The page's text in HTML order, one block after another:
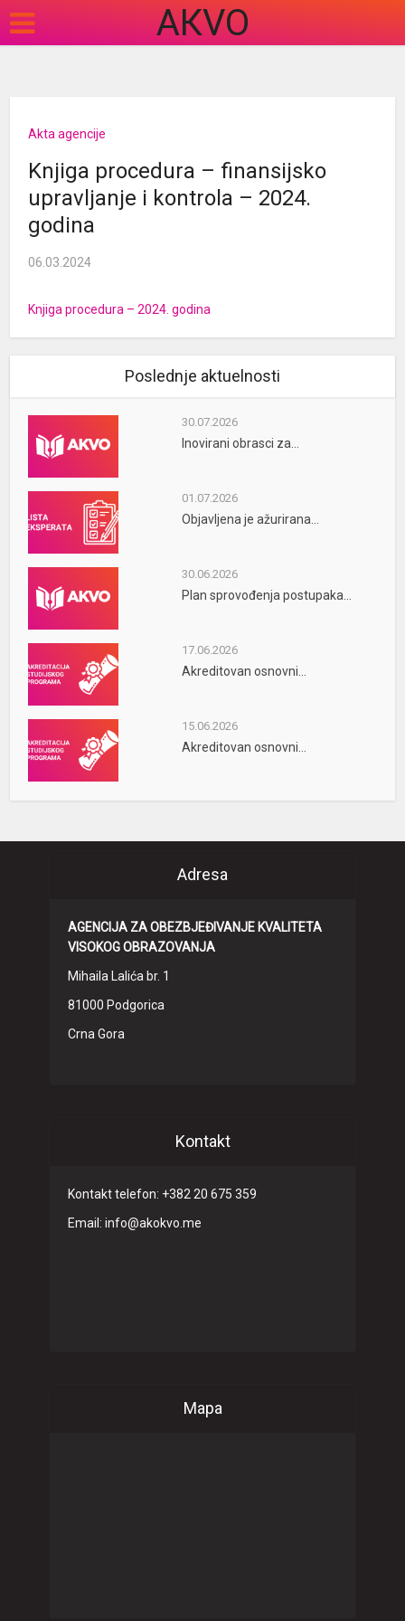
АКVO
Akta agencije
Knjiga procedura – finansijsko
upravljanje i kontrola – 2024.
godina
06.03.2024
Knjiga procedura – 2024. godina
Poslednje aktuelnosti
30.07.2026
Inovirani obrasci za...
01.07.2026
Objavljena je ažurirana...
30.06.2026
Plan sprovođenja postupaka...
17.06.2026
Akreditovan osnovni...
15.06.2026
Akreditovan osnovni...
Adresa
AGENCIJA ZA OBEZBJEĐIVANJE KVALITETA
VISOKOG OBRAZOVANJA
Mihaila Lalića br. 1
81000 Podgorica
Crna Gora
Kontakt
Kontakt telefon: +382 20 675 359
Email: info@akokvo.me
Mapa